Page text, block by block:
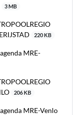
3 MB
220 KB
MRE-
206 KB
MRE-Venlo